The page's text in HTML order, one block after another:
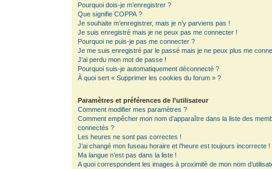
Pourquoi dois-je m’enregistrer ?
Que signifie COPPA ?
Je souhaite m’enregistrer, mais je n’y parviens pas !
Je suis enregistré mais je ne peux pas me connecter !
Pourquoi ne puis-je pas me connecter ?
Je me suis enregistré par le passé mais je ne peux plus me
J’ai perdu mon mot de passe !
Pourquoi suis-je automatiquement déconnecté ?
À quoi sert « Supprimer les cookies du forum » ?
Paramètres et préférences de l’utilisateur
Comment modifier mes paramètres ?
Comment empêcher mon nom d’apparaître dans la liste des
connectés ?
Les heures ne sont pas correctes !
J’ai changé mon fuseau horaire et l’heure est toujours incorrecte !
Ma langue n’est pas dans la liste !
A quoi correspondent les images à proximité de mon nom